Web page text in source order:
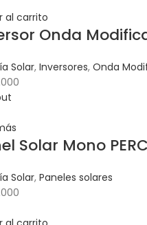
al carrito
Onda
Solar, Inversores, Onda
Solar Mono
Solar, Paneles solares